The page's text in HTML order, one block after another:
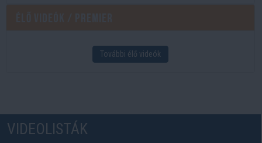
További élő videók
VIDEOLISTÁK